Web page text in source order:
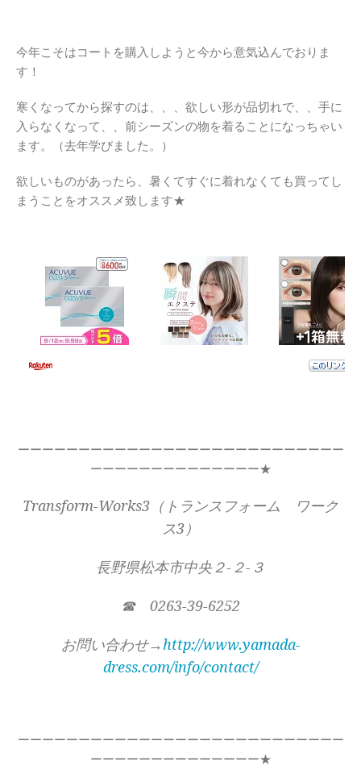
今年こそはコートを購入しようと今から意気込んでおりま
す！
寒くなってから探すのは、、、欲しい形が品切れで、、手に
入らなくなって、、前シーズンの物を着ることになっちゃい
ます。（去年学びました。）
欲しいものがあったら、暑くてすぐに着れなくても買ってし
まうことをオススメ致します★
ーーーーーーーーーーーーーーーーーーーーーーーーーーー
ーーーーーーーーーーーーーー★
Transform-Works3（トランスフォーム ワーク
ス3）
長野県松本市中央２-２-３
☎ 0263-39-6252
お問い合わせ→http://www.yamada-
dress.com/info/contact/
ーーーーーーーーーーーーーーーーーーーーーーーーーーー
ーーーーーーーーーーーーーー★